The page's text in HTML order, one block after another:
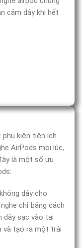
kiện tiện ích
AirPods mọi lúc,
là một số ưu
dây cho
chỉ bằng cách
dây sạc vào tai
và tạo ra một trải
cắm dây khi hết